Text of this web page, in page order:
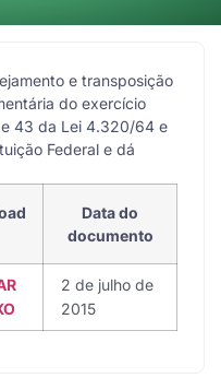
e transposição
do exercício
43 da Lei 4.320/64 e
Federal e dá
Data do
documento
2 de julho de
2015